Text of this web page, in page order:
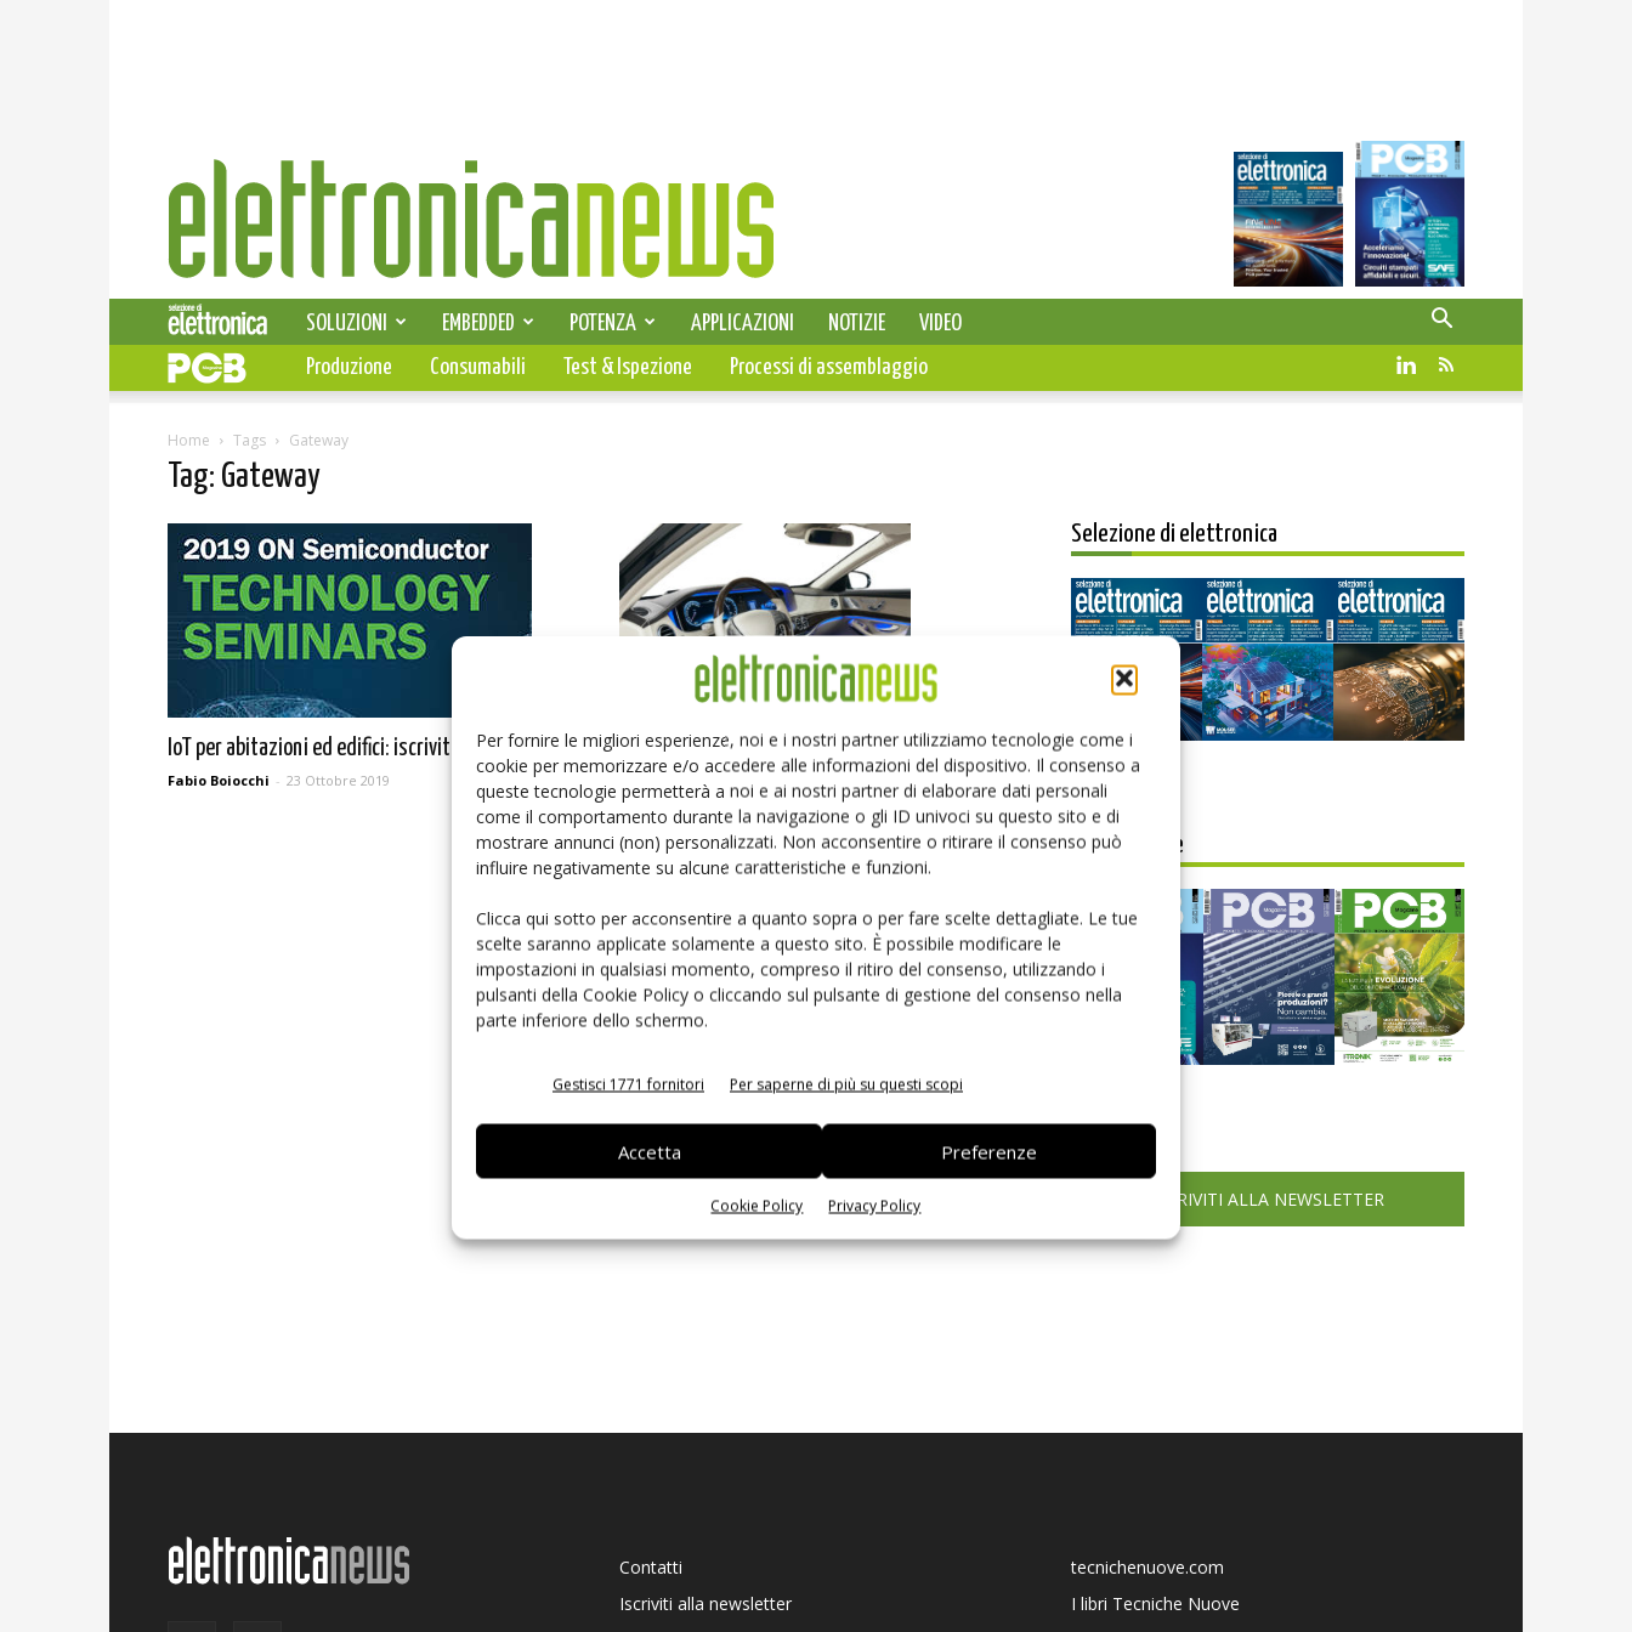
Per fornire le migliori esperienze, noi e i nostri partner utilizziamo tecnologie come i
cookie per memorizzare e/o accedere alle informazioni del dispositivo. Il consenso a
queste tecnologie permetterà a noi e ai nostri partner di elaborare dati personali
come il comportamento durante la navigazione o gli ID univoci su questo sito e di
mostrare annunci (non) personalizzati. Non acconsentire o ritirare il consenso può
influire negativamente su alcune caratteristiche e funzioni.
Clicca qui sotto per acconsentire a quanto sopra o per fare scelte dettagliate. Le tue
scelte saranno applicate solamente a questo sito. È possibile modificare le
impostazioni in qualsiasi momento, compreso il ritiro del consenso, utilizzando i
pulsanti della Cookie Policy o cliccando sul pulsante di gestione del consenso nella
parte inferiore dello schermo.
Gestisci 1771 fornitori Per saperne di più su questi scopi
Accetta Preferenze
Cookie Policy Privacy Policy
Elettronica
News
SELEZIONE DI ELETTRONICA
SOLUZIONI EMBEDDED POTENZA APPLICAZIONI NOTIZIE
VIDEO
PCB
Produzione Consumabili Test & Ispezione Processi di assemblaggio
Home Tags Gateway
Tag: Gateway
IoT per abitazioni ed edifici: iscriviti al seminario
Fabio Boiocchi - 23 Ottobre 2019
Dispositivo Gateway per bus Lin
Selezione di Elettronica 2 Novembre 2017
Selezione di elettronica
Edicola web
PCB Magazine
ISCRIVITI ALLA NEWSLETTER
Contatti
Iscriviti alla newsletter
tecnichenuove.com
I libri Tecniche Nuove